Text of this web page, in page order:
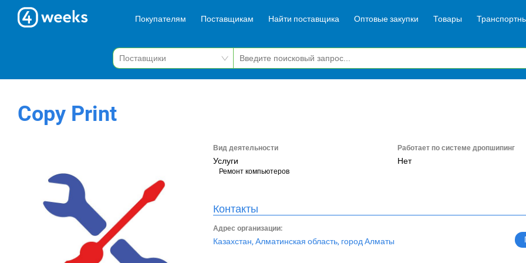
Покупателям Поставщикам Найти поставщика Оптовые закупки Товары
Copy Print
Вид деятельности
Услуги
Ремонт компьютеров
Работает по системе дропшипинг
Нет
Контакты
Адрес организации:
Казахстан, Алматинская область, город Алматы